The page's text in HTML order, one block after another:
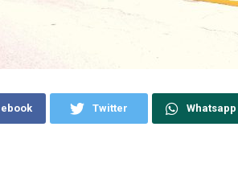
Twitter Whatsapp